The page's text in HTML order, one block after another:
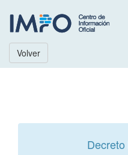
Volver
Decreto